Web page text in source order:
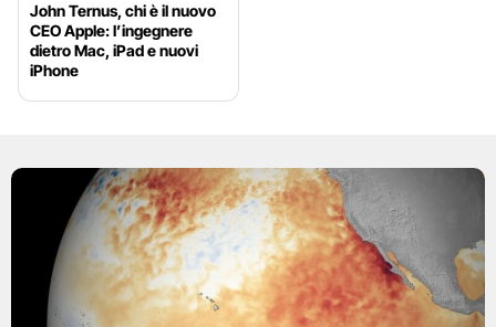
John Ternus, chi è il nuovo
CEO Apple: l’ingegnere
dietro Mac, iPad e nuovi
iPhone